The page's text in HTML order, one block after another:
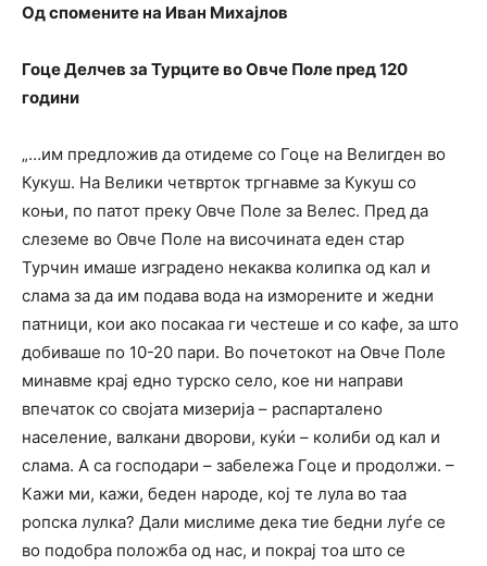
Од спомените на Иван Михајлов
Гоце Делчев за Турците во Овче Поле пред 120
години
„…им предложив да отидеме со Гоце на Велигден во
Кукуш. На Велики четврток тргнавме за Кукуш со
коњи, по патот преку Овче Поле за Велес. Пред да
слеземе во Овче Поле на височината еден стар
Турчин имаше изградено некаква колипка од кал и
слама за да им подава вода на изморените и жедни
патници, кои ако посакаа ги честеше и со кафе, за што
добиваше по 10-20 пари. Во почетокот на Овче Поле
минавме крај едно турско село, кое ни направи
впечаток со својата мизерија – распарталено
население, валкани дворови, куќи – колиби од кал и
слама. А са господари – забележа Гоце и продолжи. –
Кажи ми, кажи, беден народе, кој те лула во таа
ропска лулка? Дали мислиме дека тие бедни луѓе се
во подобра положба од нас, и покрај тоа што се